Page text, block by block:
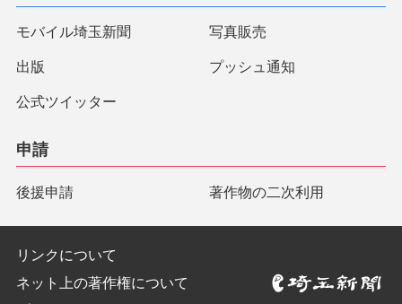
モバイル埼玉新聞 写真販売
出版 プッシュ通知
公式ツイッター
申請
後援申請 著作物の二次利用
リンクについて
ネット上の著作権について